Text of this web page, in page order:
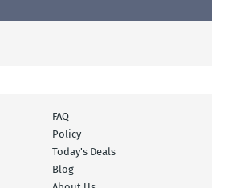
FAQ
Policy
Today's Deals
Blog